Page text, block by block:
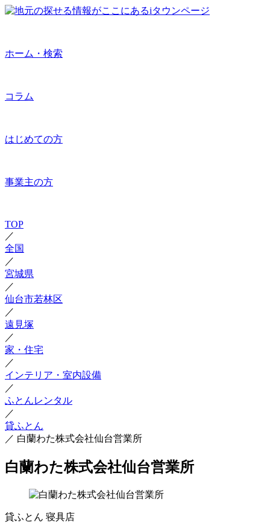
ホーム・検索
コラム
はじめての方
事業主の方
TOP
／
全国
／
宮城県
／
仙台市若林区
／
遠見塚
／
家・住宅
／
インテリア・室内設備
／
ふとんレンタル
／
貸ふとん
／ 白蘭わた株式会社仙台営業所
白蘭わた株式会社仙台営業所
貸ふとん 寝具店